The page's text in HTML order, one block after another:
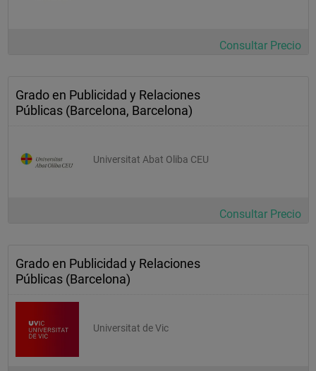
Consultar Precio
Grado en Publicidad y Relaciones
Públicas (Barcelona, Barcelona)
Universitat Abat Oliba CEU
Consultar Precio
Grado en Publicidad y Relaciones
Públicas (Barcelona)
Universitat de Vic